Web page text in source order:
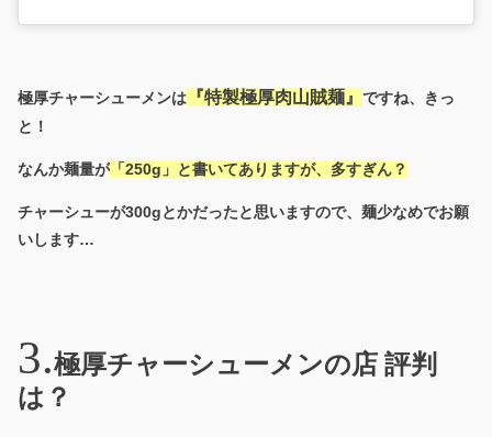
極厚チャーシューメンは 『特製極厚肉山賊麺』 ですね、きっ
と！
なんか麺量が 「250g」と書いてありますが、多すぎん？
チャーシューが300gとかだったと思いますので、麺少なめでお願
いします…
極厚チャーシューメンの店 評判
は？